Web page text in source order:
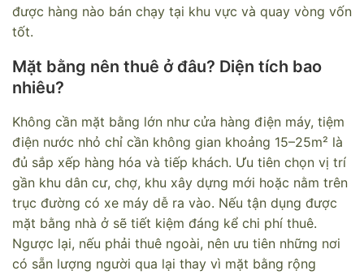
được hàng nào bán chạy tại khu vực và quay vòng vốn
tốt.
Mặt bằng nên thuê ở đâu? Diện tích bao
nhiêu?
Không cần mặt bằng lớn như cửa hàng điện máy, tiệm
điện nước nhỏ chỉ cần không gian khoảng 15–25m² là
đủ sắp xếp hàng hóa và tiếp khách. Ưu tiên chọn vị trí
gần khu dân cư, chợ, khu xây dựng mới hoặc nằm trên
trục đường có xe máy dễ ra vào. Nếu tận dụng được
mặt bằng nhà ở sẽ tiết kiệm đáng kể chi phí thuê.
Ngược lại, nếu phải thuê ngoài, nên ưu tiên những nơi
có sẵn lượng người qua lại thay vì mặt bằng rộng